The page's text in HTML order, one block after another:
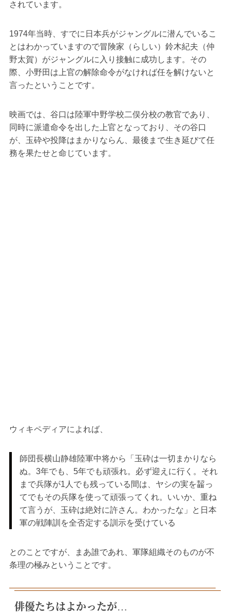
されています。
1974年当時、すでに日本兵がジャングルに潜んでいるこ
とはわかっていますので冒険家（らしい）鈴木紀夫（仲
野太賀）がジャングルに入り接触に成功します。その
際、小野田は上官の解除命令がなければ任を解けないと
言ったということです。
映画では、谷口は陸軍中野学校二俣分校の教官であり、
同時に派遣命令を出した上官となっており、その谷口
が、玉砕や投降はまかりならん、最後まで生き延びて任
務を果たせと命じています。
ウィキペディアによれば、
師団長横山静雄陸軍中将から「玉砕は一切まかりなら
ぬ。3年でも、5年でも頑張れ。必ず迎えに行く。それ
まで兵隊が1人でも残っている間は、ヤシの実を齧っ
てでもその兵隊を使って頑張ってくれ。いいか、重ね
て言うが、玉砕は絶対に許さん。わかったな」と日本
軍の戦陣訓を全否定する訓示を受けている
とのことですが、まあ誰であれ、軍隊組織そのものが不
条理の極みということです。
俳優たちはよかったが…